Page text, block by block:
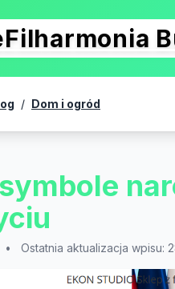
/ Dom i ogród
• Ostatnia aktualizacja wpisu: